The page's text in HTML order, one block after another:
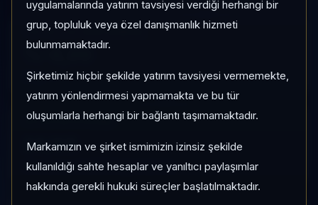
uygulamalarında yatırım tavsiyesi verdiği herhangi bir
grup, topluluk veya özel danışmanlık hizmeti
bulunmamaktadır.
Şirketimiz hiçbir şekilde yatırım tavsiyesi vermemekte,
yatırım yönlendirmesi yapmamakta ve bu tür
oluşumlarla herhangi bir bağlantı taşımamaktadır.
Markamızın ve şirket ismimizin izinsiz şekilde
kullanıldığı sahte hesaplar ve yanıltıcı paylaşımlar
hakkında gerekli hukuki süreçler başlatılmaktadır.
1 AY VE 3 AY PERFORMANS
%-0,00
3 Ay:—
KATEGORI KONUMU
20/65
Momentum bazlı kategori içi sıra